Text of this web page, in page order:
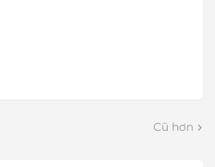
Cũ hơn